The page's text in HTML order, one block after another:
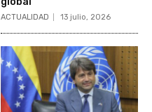
ACTUALIDAD 13 julio, 2026